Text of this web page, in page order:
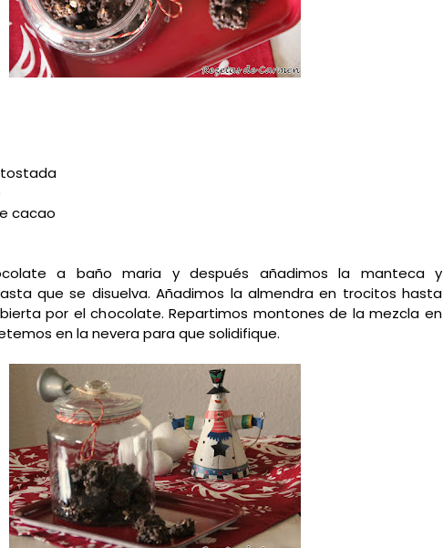
tostada
cacao
a baño maria y después añadimos la manteca y
que se disuelva. Añadimos la almendra en trocitos hasta
por el chocolate. Repartimos montones de la mezcla en
en la nevera para que solidifique.